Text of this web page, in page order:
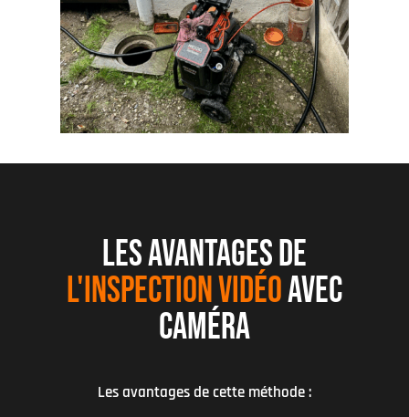
LES AVANTAGES DE
L'INSPECTION VIDÉOAVEC
CAMÉRA
Les avantages de cette méthode :